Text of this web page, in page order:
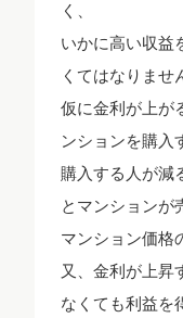
く、
いかに高い収益
くてはなりませ
仮に金利が上が
ンションを購入
購入する人が減
とマンションが
マンション価格
又、金利が上昇
なくても利益を